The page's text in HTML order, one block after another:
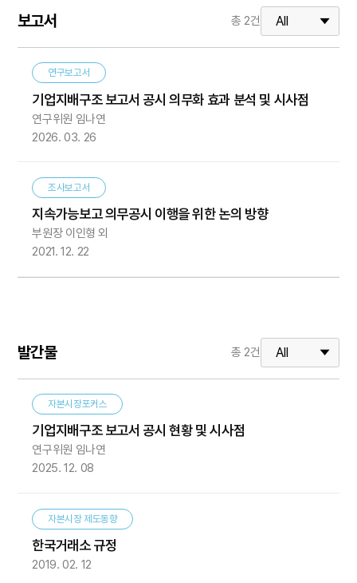
보고서 총2건
연구보고서
기업지배구조 보고서 공시 의무화 효과 분석 및 시사점
연구위원 임나연
2026. 03. 26
조사보고서
지속가능보고 의무공시 이행을 위한 논의 방향
부원장 이인형 외
2021. 12. 22
발간물 총2건
자본시장포커스
기업지배구조 보고서 공시 현황 및 시사점
연구위원 임나연
2025. 12. 08
자본시장 제도동향
한국거래소 규정
2019. 02. 12